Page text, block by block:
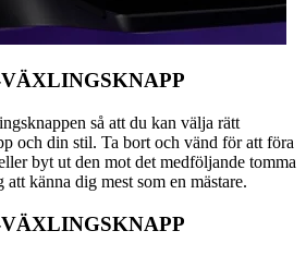
så att du kan välja rätt
och din stil. Ta bort och vänd för att föra
byt ut den mot det medföljande tomma
känna dig mest som en mästare.